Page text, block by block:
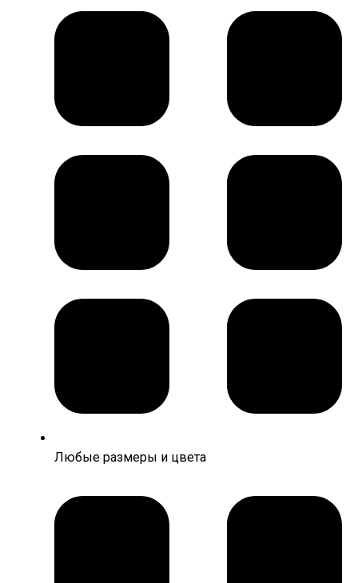
Любые размеры и цвета